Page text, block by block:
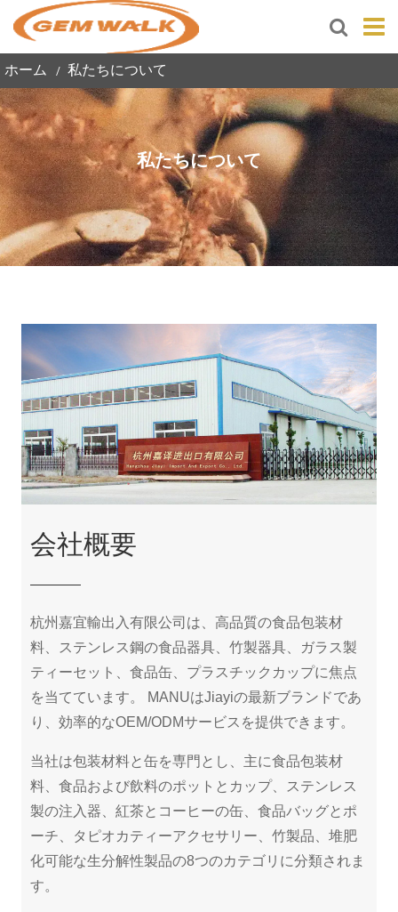
ホーム 私たちについて
私たちについて
会社概要
杭州嘉宜輸出入有限公司は、高品質の食品包装材
料、ステンレス鋼の食品器具、竹製器具、ガラス製
ティーセット、食品缶、プラスチックカップに焦点
を当てています。 MANUはJiayiの最新ブランドであ
り、効率的なOEM/ODMサービスを提供できます。
当社は包装材料と缶を専門とし、主に食品包装材
料、食品および飲料のポットとカップ、ステンレス
製の注入器、紅茶とコーヒーの缶、食品バッグとポ
ーチ、タピオカティーアクセサリー、竹製品、堆肥
化可能な生分解性製品の8つのカテゴリに分類されま
す。